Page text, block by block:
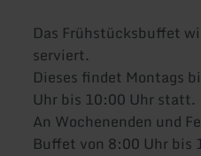
Das Frühstücksbuffet
serviert.
Dieses findet Montags
Uhr bis 10:00 Uhr statt.
An Wochenenden und
Buffet von 8:00 Uhr bis